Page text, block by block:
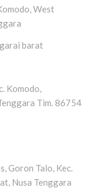
West
barat
Komodo,
Tim. 86754
Goron Talo, Kec.
Nusa Tenggara